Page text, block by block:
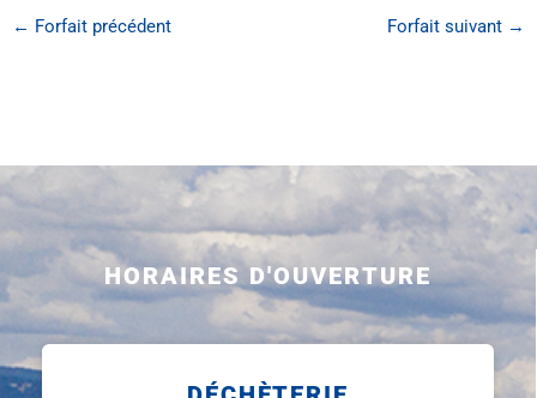
← Forfait précédent Forfait suivant →
HORAIRES D'OUVERTURE